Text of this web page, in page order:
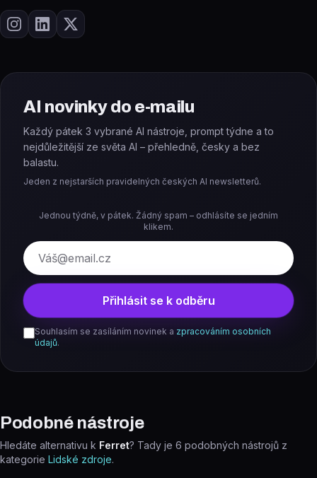
AI novinky do e-mailu
Každý pátek 3 vybrané AI nástroje, prompt týdne a to
nejdůležitější ze světa AI – přehledně, česky a bez
balastu.
Jeden z nejstarších pravidelných českých AI newsletterů.
Jednou týdně, v pátek. Žádný spam – odhlásíte se jedním
klikem.
E-mail
Přihlásit se k odběru
Souhlasím se zasíláním novinek a zpracováním osobních
údajů.
Podobné nástroje
Hledáte alternativu k Ferret? Tady je 6 podobných nástrojů z
kategorie Lidské zdroje.